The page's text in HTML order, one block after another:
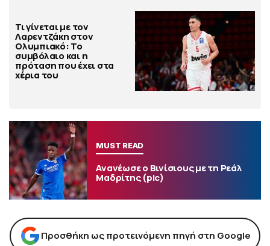
Τι γίνεται με τον
Λαρεντζάκη στον
Ολυμπιακό: Το
συμβόλαιο και η
πρόταση που έχει στα
χέρια του
MUST READ
Ανανέωσε ο Βινίσιους με τη Ρεάλ
Μαδρίτης (pic)
Προσθήκη ως προτεινόμενη πηγή στη Google